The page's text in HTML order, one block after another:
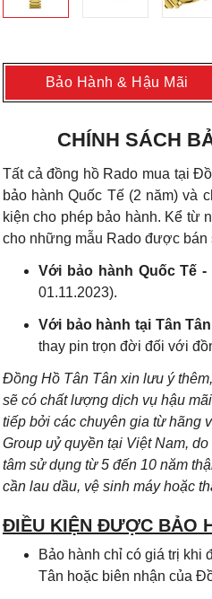
Bảo Hành & Hậu Mãi
CHÍNH SÁCH
Tất cả đồng hồ Rado mua tại
bảo hành Quốc Tế (2 năm) và
kiện cho phép bảo hành. Kể từ
cho những mẫu Rado được bán
Với bảo hành Quốc Tế -
01.11.2023).
Với bảo hành tại Tân
thay pin trọn đời đối với
Đồng Hồ Tân Tân xin lưu ý
sẽ có chất lượng dịch vụ hậu
tiếp bởi các chuyên gia từ hãng
Group uỷ quyền tại Việt Nam,
tâm sử dụng từ 5 đến 10 năm
cần lau dầu, vệ sinh máy hoặc
ĐIỀU KIỆN ĐƯỢC BẢO
Bảo hành chỉ có giá trị khi
Tân hoặc biên nhận của